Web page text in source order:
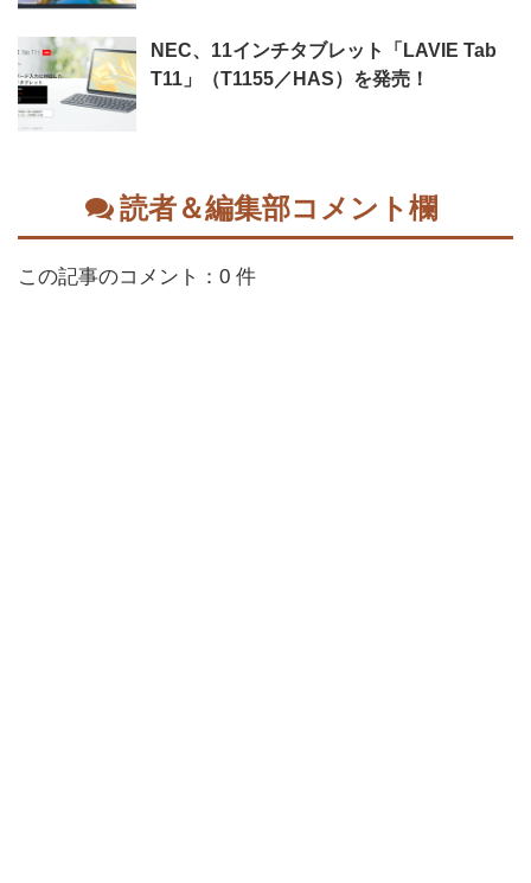
NEC、11インチタブレット「LAVIE Tab
T11」（T1155／HAS）を発売！
読者＆編集部コメント欄
この記事のコメント：0 件